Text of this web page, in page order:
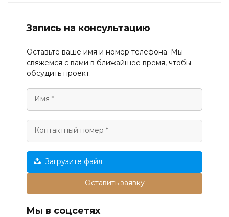
Запись на консультацию
Оставьте ваше имя и номер телефона. Мы
свяжемся с вами в ближайшее время, чтобы
обсудить проект.
Загрузите файл
Оставить заявку
Мы в соцсетях